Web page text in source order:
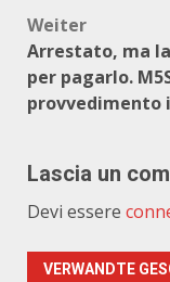
Weiter
Arrestato, ma
per pagarlo.
provvedimento
Lascia un
Devi essere
VERWANDTE